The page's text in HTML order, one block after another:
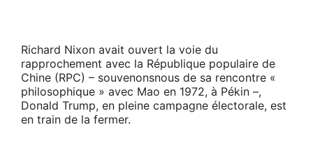
Richard Nixon avait ouvert la voie du
rapprochement avec la République populaire de
Chine (RPC) – souvenonsnous de sa rencontre «
philosophique » avec Mao en 1972, à Pékin –,
Donald Trump, en pleine campagne électorale, est
en train de la fermer.